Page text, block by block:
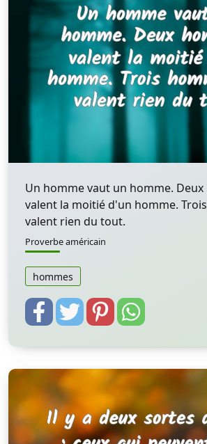
Un homme vaut un homme.
valent la moitié d'un homme.
valent rien du tout.
Proverbe américain
hommes